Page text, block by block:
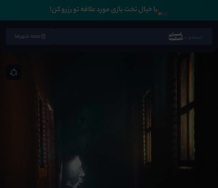
🛏️با خیال تخت بازی مورد علاقه تو رزرو کن!
همه شهرها